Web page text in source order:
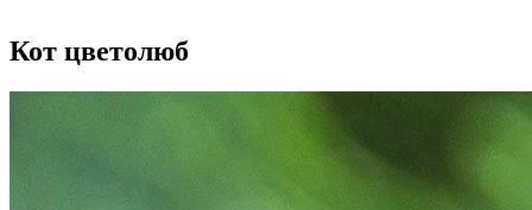
Кот цветолюб